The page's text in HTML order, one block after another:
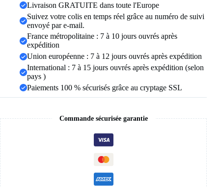
mexicaine
accessoires
tendance,
cadeau
Livraison GRATUITE dans toute l'Europe
Suivez votre colis en temps réel grâce au numéro de suivi
envoyé par e-mail.
France métropolitaine : 7 à 10 jours ouvrés après
expédition
Union européenne : 7 à 12 jours ouvrés après expédition
International : 7 à 15 jours ouvrés après expédition (selon
pays )
Paiements 100 % sécurisés grâce au cryptage SSL
Commande sécurisée garantie